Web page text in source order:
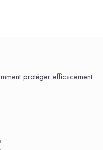
protéger efficacement